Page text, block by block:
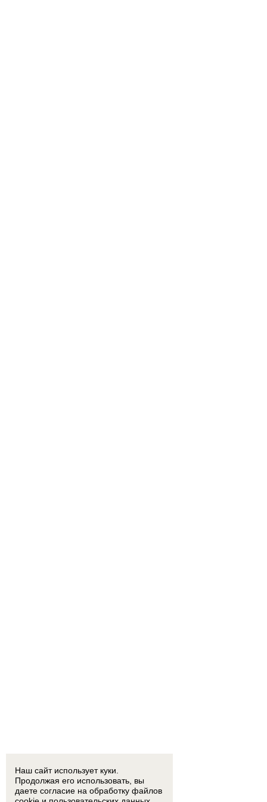
Наш сайт использует куки.
Продолжая его использовать, вы
даете согласие на обработку файлов